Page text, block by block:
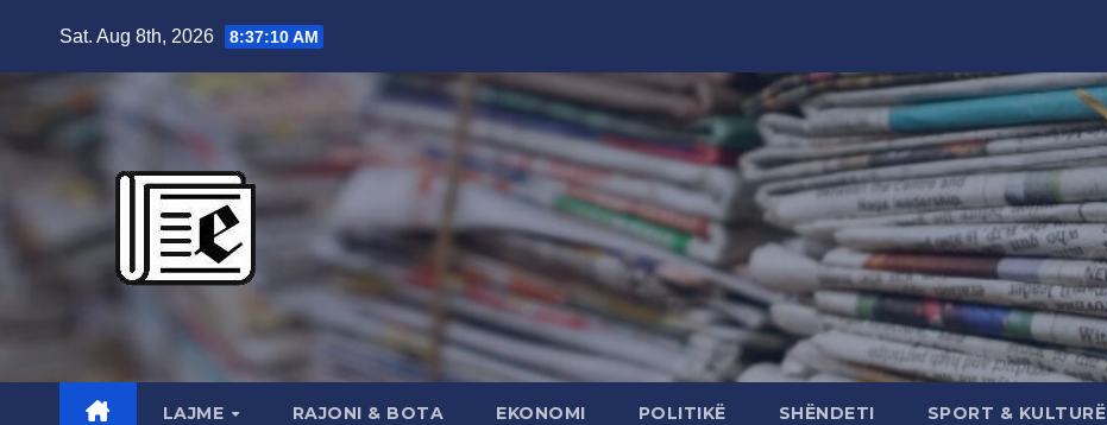
Sat. Aug 8th, 2026 8:37:11 AM
LAJME RAJONI & BOTA EKONOMI POLITIKË SHËNDETI SPORT & KULTURË